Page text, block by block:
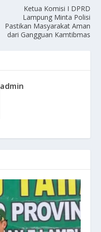
Ketua Komisi I DPRD
Lampung Minta Polisi
Pastikan Masyarakat Aman
dari Gangguan Kamtibmas
admin